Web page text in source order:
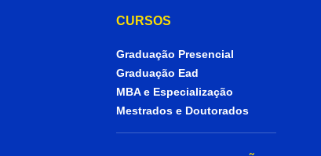
CURSOS
Graduação Presencial
Graduação Ead
MBA e Especialização
Mestrados e Doutorados